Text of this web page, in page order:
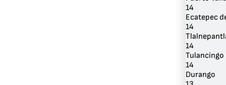
14
Ecatepec
14
14
Tulancingo
14
Durango